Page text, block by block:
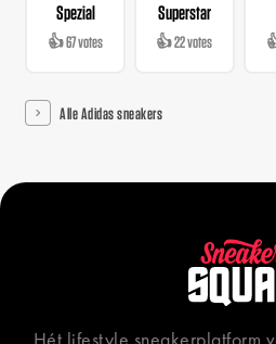
Spezial
👍 67 votes
Superstar
👍 22 votes
Alle Adidas sneakers
Hét lifestyle sneakerplatform